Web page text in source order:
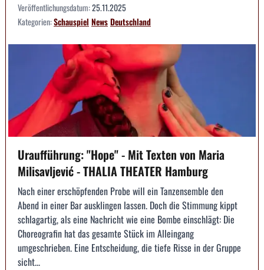
Veröffentlichungsdatum:25.11.2025
Kategorien:Schauspiel NewsDeutschland
Uraufführung: "Hope" - Mit Texten von Maria
Milisavljević - THALIA THEATER Hamburg
Nach einer erschöpfenden Probe will ein Tanzensemble den
Abend in einer Bar ausklingen lassen. Doch die Stimmung kippt
schlagartig, als eine Nachricht wie eine Bombe einschlägt: Die
Choreografin hat das gesamte Stück im Alleingang
umgeschrieben. Eine Entscheidung, die tiefe Risse in der Gruppe
sicht...